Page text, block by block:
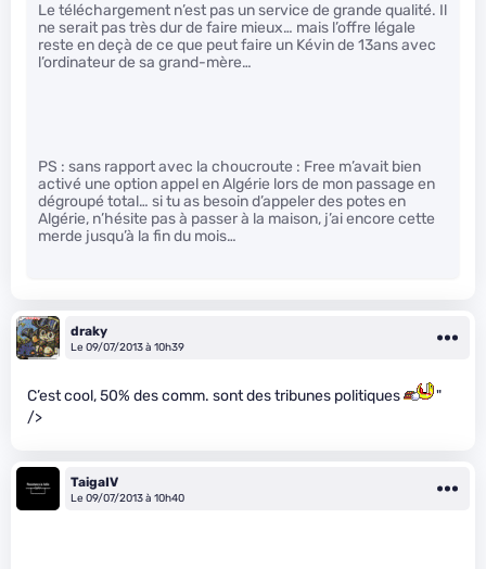
Le téléchargement n’est pas un service de grande qualité. Il
ne serait pas très dur de faire mieux… mais l’offre légale
reste en deçà de ce que peut faire un Kévin de 13ans avec
l’ordinateur de sa grand-mère…
PS : sans rapport avec la choucroute : Free m’avait bien
activé une option appel en Algérie lors de mon passage en
dégroupé total… si tu as besoin d’appeler des potes en
Algérie, n’hésite pas à passer à la maison, j’ai encore cette
merde jusqu’à la fin du mois…
draky
Le 09/07/2013 à 10h39
C’est cool, 50% des comm. sont des tribunes politiques
"
/>
TaigaIV
Le 09/07/2013 à 10h40